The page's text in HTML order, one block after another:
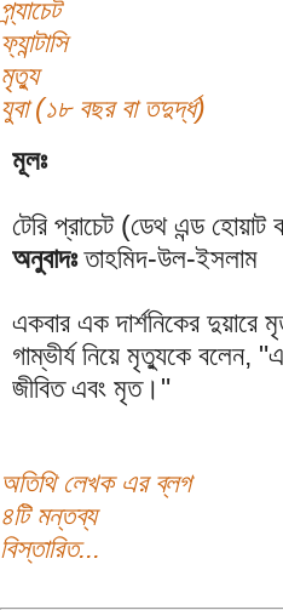
প্র্যাচেট
ফ্যান্টাসি
মৃত্যু
যুবা (১৮ বছর বা তদুর্দ্ধ)
মূলঃ
টেরি প্রাচেট (ডেথ এন্ড হোয়াট
অনুবাদঃতাহমিদ-উল-ইসলাম
একবার এক দার্শনিকের দুয়ারে
গাম্ভীর্য নিয়ে মৃত্যুকে
জীবিত এবং মৃত।"
অতিথি লেখক এর ব্লগ
৪টি মন্তব্য
বিস্তারিত...